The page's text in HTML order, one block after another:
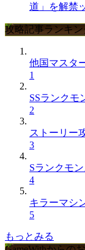
道」を解禁
攻略記事ランキン
他国マスタ
1
SSランクモ
2
ストーリー
3
Sランクモ
4
キラーマシ
5
もっとみる